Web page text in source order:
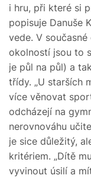
i hru, při které si
popisuje Danuše
vede. V
okolností jsou to
je půl na půl) a
třídy. „U starších
více věnovat
odcházejí na
nerovnováhu
je sice důležitý,
kritériem. „Dítě
vyvinout úsilí a